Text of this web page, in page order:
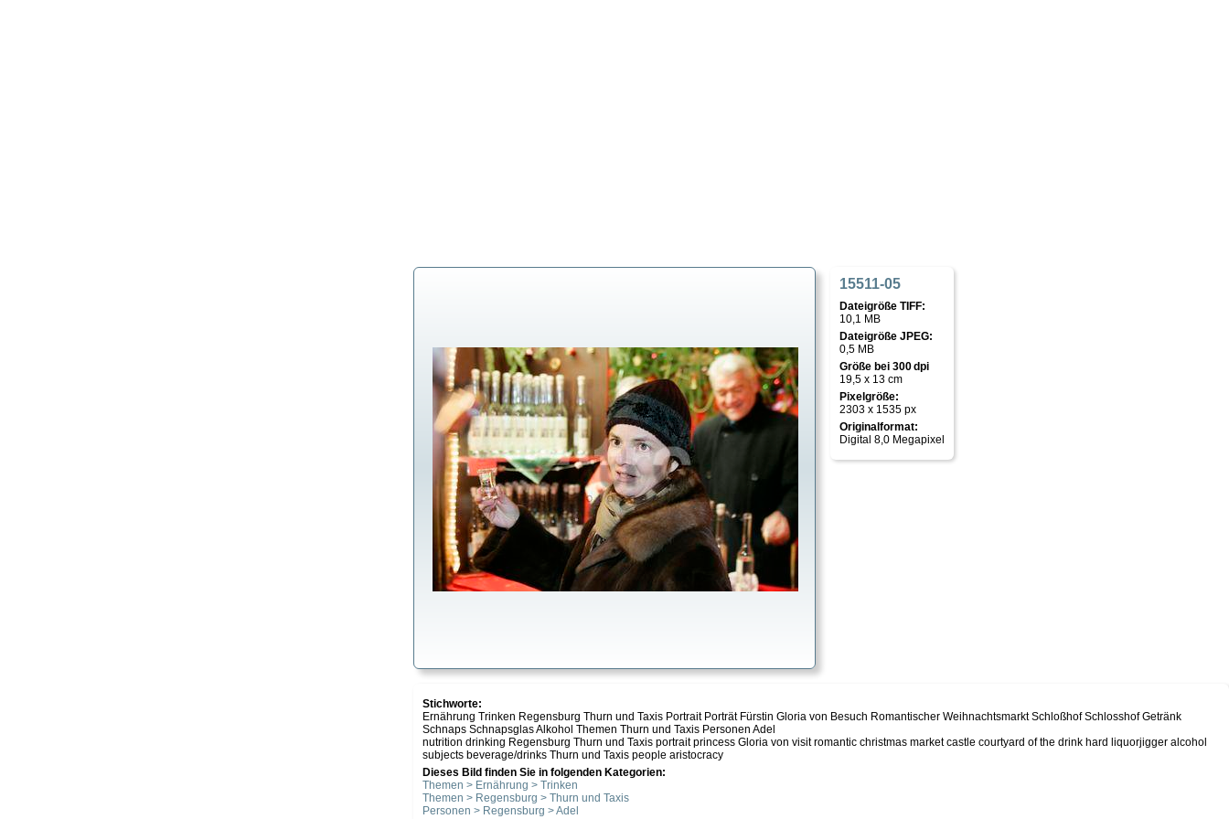
15511-05
Dateigröße TIFF:
10,1 MB
Dateigröße JPEG:
0,5 MB
Größe bei 300 dpi
19,5 x 13 cm
Pixelgröße:
2303 x 1535 px
Originalformat:
Digital 8,0 Megapixel
Stichworte:
Ernährung Trinken Regensburg Thurn und Taxis Portrait Porträt Fürstin Gloria von Besuch Romantischer Weihnachtsmarkt Schloßhof Schlosshof Getränk
Schnaps Schnapsglas Alkohol Themen Thurn und Taxis Personen Adel
nutrition drinking Regensburg Thurn und Taxis portrait princess Gloria von visit romantic christmas market castle courtyard of the drink hard liquorjigger alcohol
subjects beverage/drinks Thurn und Taxis people aristocracy
Dieses Bild finden Sie in folgenden Kategorien:
Themen > Ernährung > Trinken
Themen > Regensburg > Thurn und Taxis
Personen > Regensburg > Adel